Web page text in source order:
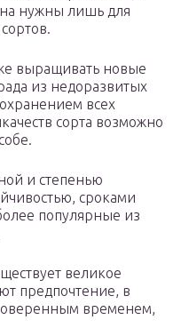
нужны лишь для
выращивать новые
из недоразвитых
всех
сорта возможно
и степенью
сроками
популярные из
великое
предпочтение, в
временем,